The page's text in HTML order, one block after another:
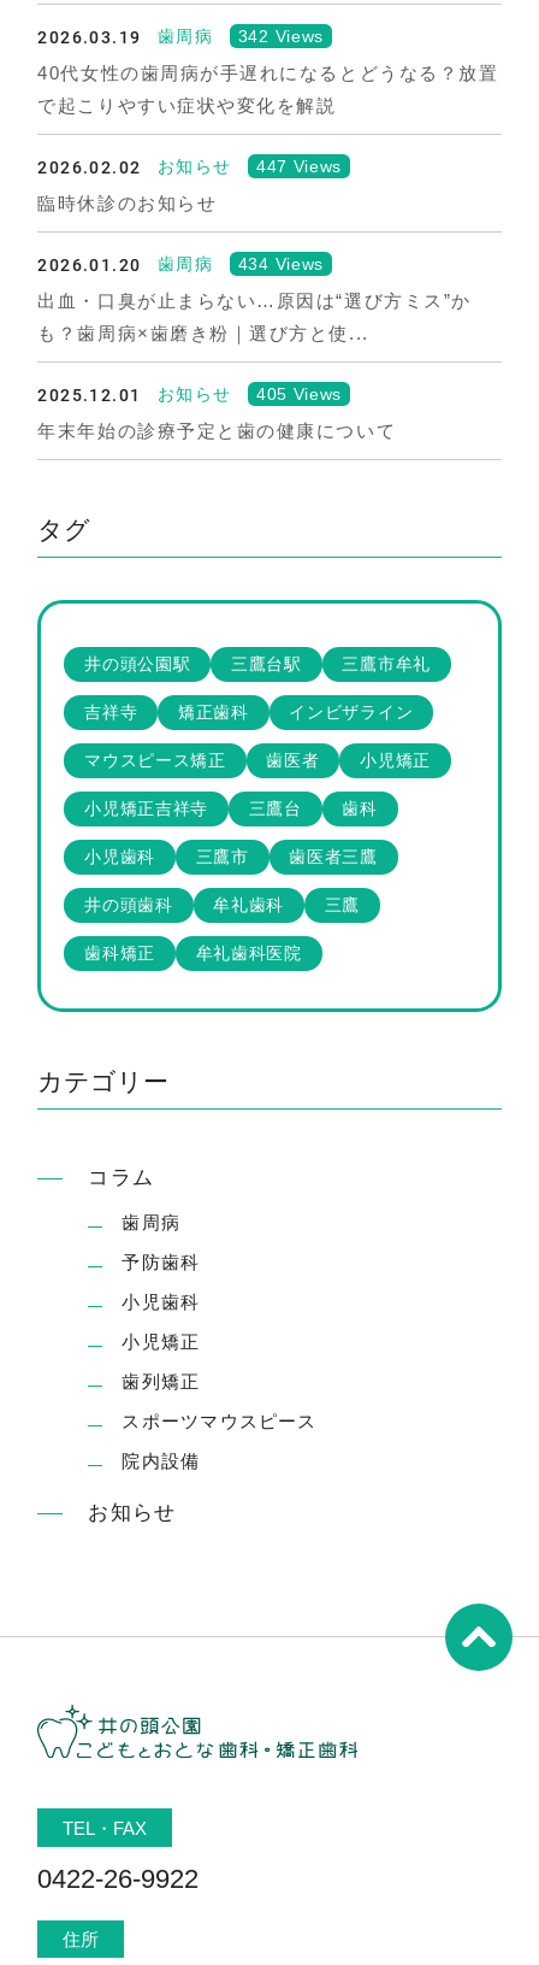
2026.03.19 歯周病 342 Views
40代女性の歯周病が手遅れになるとどうなる？放置
で起こりやすい症状や変化を解説
2026.02.02 お知らせ 447 Views
臨時休診のお知らせ
2026.01.20 歯周病 434 Views
出血・口臭が止まらない…原因は“選び方ミス”か
も？歯周病×歯磨き粉｜選び方と使...
2025.12.01 お知らせ 405 Views
年末年始の診療予定と歯の健康について
タグ
井の頭公園駅 三鷹台駅 三鷹市牟礼
吉祥寺 矯正歯科 インビザライン
マウスピース矯正 歯医者 小児矯正
小児矯正吉祥寺 三鷹台 歯科
小児歯科 三鷹市 歯医者三鷹
井の頭歯科 牟礼歯科 三鷹
歯科矯正 牟礼歯科医院
カテゴリー
コラム
歯周病
予防歯科
小児歯科
小児矯正
歯列矯正
スポーツマウスピース
院内設備
お知らせ
TEL・FAX
0422-26-9922
住所